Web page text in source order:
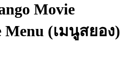
Movie
Menu (เมนูสยอง)